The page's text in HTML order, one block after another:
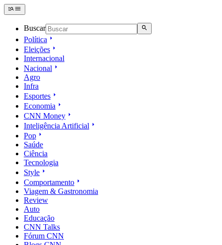
Buscar
Política
Eleições
Internacional
Nacional
Agro
Infra
Esportes
Economia
CNN Money
Inteligência Artificial
Pop
Saúde
Ciência
Tecnologia
Style
Comportamento
Viagem & Gastronomia
Review
Auto
Educação
CNN Talks
Fórum CNN